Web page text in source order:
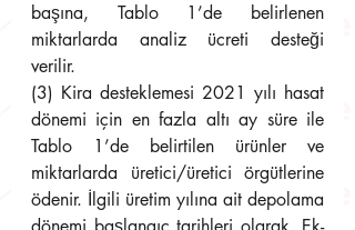
başına, Tablo 1’de belirlenen
miktarlarda analiz ücreti desteği
verilir.
(3) Kira desteklemesi 2021 yılı hasat
dönemi için en fazla altı ay süre ile
Tablo 1’de belirtilen ürünler ve
miktarlarda üretici/üretici örgütlerine
ödenir. İlgili üretim yılına ait depolama